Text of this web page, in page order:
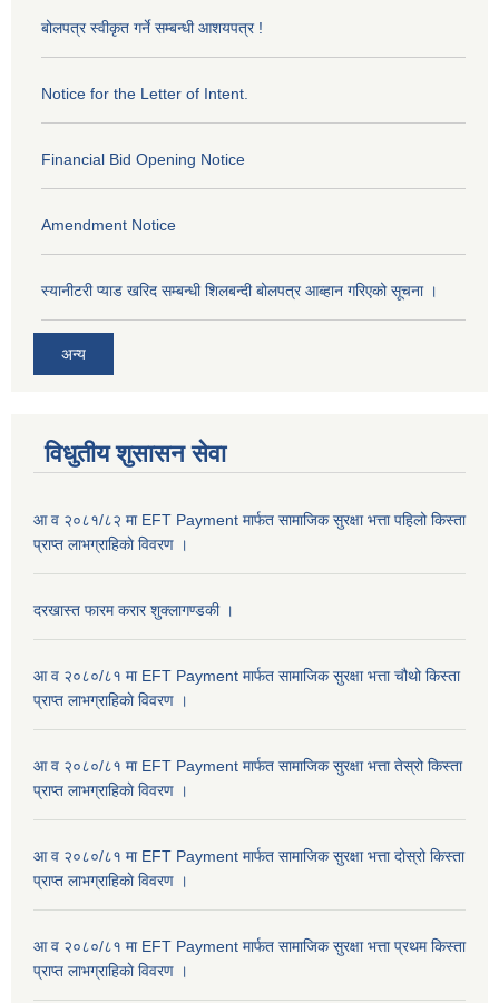
बोलपत्र स्वीकृत गर्ने सम्बन्धी आशयपत्र !
Notice for the Letter of Intent.
Financial Bid Opening Notice
Amendment Notice
स्यानीटरी प्याड खरिद सम्बन्धी शिलबन्दी बोलपत्र आब्हान गरिएको सूचना ।
अन्य
विधुतीय शुसासन सेवा
आ व २०८१/८२ मा EFT Payment मार्फत सामाजिक सुरक्षा भत्ता पहिलो किस्ता
प्राप्त लाभग्राहिकाे विवरण ।
दरखास्त फारम करार शुक्लागण्डकी ।
आ व २०८०/८१ मा EFT Payment मार्फत सामाजिक सुरक्षा भत्ता चौथो किस्ता
प्राप्त लाभग्राहिकाे विवरण ।
आ व २०८०/८१ मा EFT Payment मार्फत सामाजिक सुरक्षा भत्ता तेस्रो किस्ता
प्राप्त लाभग्राहिकाे विवरण ।
आ व २०८०/८१ मा EFT Payment मार्फत सामाजिक सुरक्षा भत्ता दोस्रो किस्ता
प्राप्त लाभग्राहिकाे विवरण ।
आ व २०८०/८१ मा EFT Payment मार्फत सामाजिक सुरक्षा भत्ता प्रथम किस्ता
प्राप्त लाभग्राहिकाे विवरण ।